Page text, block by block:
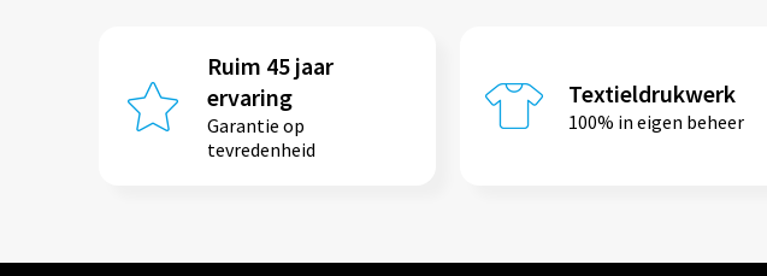
Ruim 45 jaar
ervaring
Garantie op
tevredenheid
Textieldrukwerk
100% in eigen beheer